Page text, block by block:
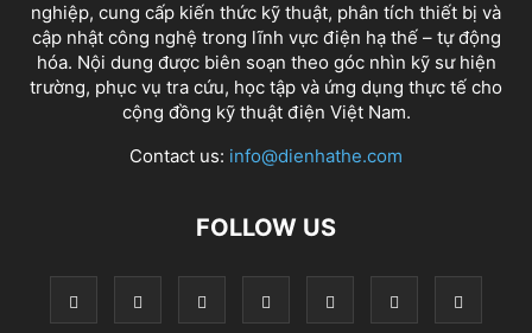
nghiệp, cung cấp kiến thức kỹ thuật, phân tích thiết bị và
cập nhật công nghệ trong lĩnh vực điện hạ thế – tự động
hóa. Nội dung được biên soạn theo góc nhìn kỹ sư hiện
trường, phục vụ tra cứu, học tập và ứng dụng thực tế cho
cộng đồng kỹ thuật điện Việt Nam.
Contact us: info@dienhathe.com
FOLLOW US